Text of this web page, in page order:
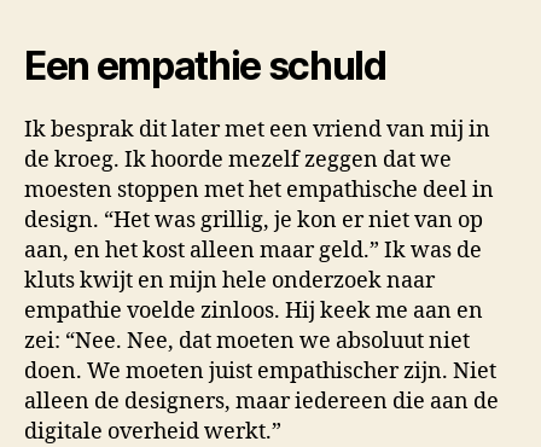
Een empathie schuld
Ik besprak dit later met een vriend van mij in
de kroeg. Ik hoorde mezelf zeggen dat we
moesten stoppen met het empathische deel in
design. “Het was grillig, je kon er niet van op
aan, en het kost alleen maar geld.” Ik was de
kluts kwijt en mijn hele onderzoek naar
empathie voelde zinloos. Hij keek me aan en
zei: “Nee. Nee, dat moeten we absoluut niet
doen. We moeten juist empathischer zijn. Niet
alleen de designers, maar iedereen die aan de
digitale overheid werkt.”